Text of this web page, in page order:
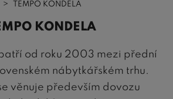
TEMPO KONDELA
KONDELA
od roku 2003 mezi přední
nábytkářském trhu.
věnuje především dovozu